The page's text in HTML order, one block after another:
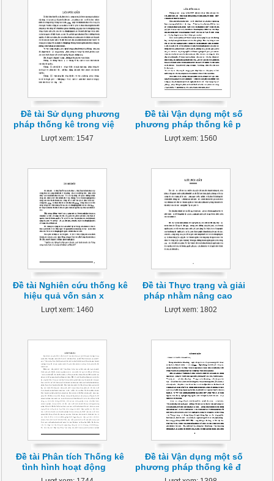
Đề tài Sử dụng phương
pháp thống kê trong việ
Lượt xem: 1547
Đề tài Vận dụng một số
phương pháp thống kê p
Lượt xem: 1560
Đề tài Nghiên cứu thống kê
hiệu quả vốn sản x
Lượt xem: 1460
Đề tài Thực trạng và giải
pháp nhằm nâng cao
Lượt xem: 1802
Đề tài Phân tích Thống kê
tình hình hoạt động
Đề tài Vận dụng một số
phương pháp thống kê đ